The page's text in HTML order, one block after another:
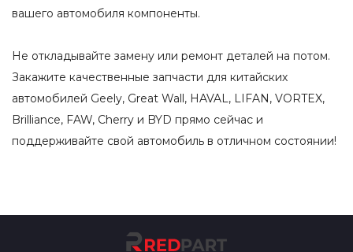
вашего автомобиля компоненты.
Не откладывайте замену или ремонт деталей на потом.
Закажите качественные запчасти для китайских
автомобилей Geely, Great Wall, HAVAL, LIFAN, VORTEX,
Brilliance, FAW, Cherry и BYD прямо сейчас и
поддерживайте свой автомобиль в отличном состоянии!